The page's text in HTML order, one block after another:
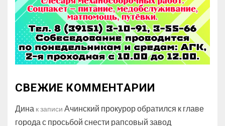
СВЕЖИЕ КОММЕНТАРИИ
Дина к записи Ачинский прокурор обратился к главе
города с просьбой снести рапсовый завод